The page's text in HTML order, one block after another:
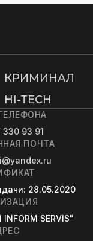
КРИМИНАЛ
HI-TECH
93 91
ПОЧТА
: 28.05.2020
INFORM SERVIS"